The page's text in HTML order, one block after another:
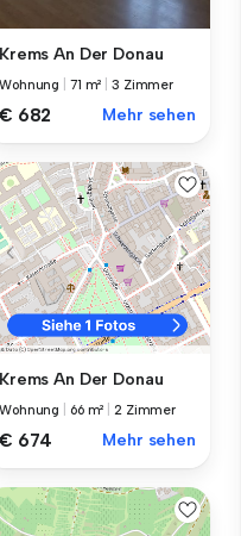
Krems An Der Donau
Wohnung 71 m² |3 Zimmer
€ 682 Mehr sehen
Krems An Der Donau
Wohnung 66 m² |2 Zimmer
€ 674 Mehr sehen